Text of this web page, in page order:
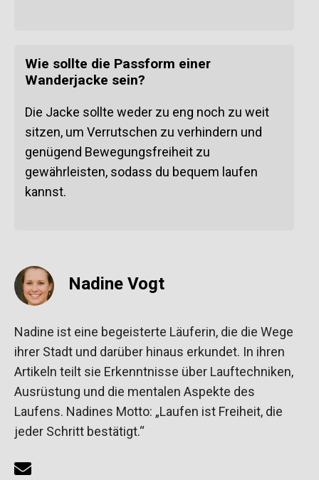
Wie sollte die Passform einer
Wanderjacke sein?
Die Jacke sollte weder zu eng noch zu weit
sitzen, um Verrutschen zu verhindern und
genügend Bewegungsfreiheit zu
gewährleisten, sodass du bequem laufen
kannst.
Nadine Vogt
Nadine ist eine begeisterte Läuferin, die die Wege
ihrer Stadt und darüber hinaus erkundet. In ihren
Artikeln teilt sie Erkenntnisse über Lauftechniken,
Ausrüstung und die mentalen Aspekte des
Laufens. Nadines Motto: „Laufen ist Freiheit, die
jeder Schritt bestätigt.“